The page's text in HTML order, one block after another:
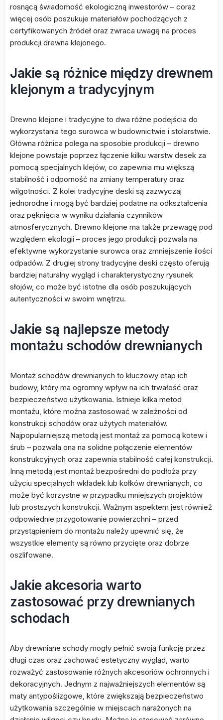
rosnącą świadomość ekologiczną inwestorów – coraz
więcej osób poszukuje materiałów pochodzących z
certyfikowanych źródeł oraz zwraca uwagę na proces
produkcji drewna klejonego.
Jakie są różnice między drewnem
klejonym a tradycyjnym
Drewno klejone i tradycyjne to dwa różne podejścia do
wykorzystania tego surowca w budownictwie i stolarstwie.
Główna różnica polega na sposobie produkcji – drewno
klejone powstaje poprzez łączenie kilku warstw desek za
pomocą specjalnych klejów, co zapewnia mu większą
stabilność i odporność na zmiany temperatury oraz
wilgotności. Z kolei tradycyjne deski są zazwyczaj
jednorodne i mogą być bardziej podatne na odkształcenia
oraz pęknięcia w wyniku działania czynników
atmosferycznych. Drewno klejone ma także przewagę pod
względem ekologii – proces jego produkcji pozwala na
efektywne wykorzystanie surowca oraz zmniejszenie ilości
odpadów. Z drugiej strony tradycyjne deski często oferują
bardziej naturalny wygląd i charakterystyczny rysunek
słojów, co może być istotne dla osób poszukujących
autentyczności w swoim wnętrzu.
Jakie są najlepsze metody
montażu schodów drewnianych
Montaż schodów drewnianych to kluczowy etap ich
budowy, który ma ogromny wpływ na ich trwałość oraz
bezpieczeństwo użytkowania. Istnieje kilka metod
montażu, które można zastosować w zależności od
konstrukcji schodów oraz użytych materiałów.
Najpopularniejszą metodą jest montaż za pomocą kotew i
śrub – pozwala ona na solidne połączenie elementów
konstrukcyjnych oraz zapewnia stabilność całej konstrukcji.
Inną metodą jest montaż bezpośredni do podłoża przy
użyciu specjalnych wkładek lub kołków drewnianych, co
może być korzystne w przypadku mniejszych projektów
lub prostszych konstrukcji. Ważnym aspektem jest również
odpowiednie przygotowanie powierzchni – przed
przystąpieniem do montażu należy upewnić się, że
wszystkie elementy są równo przycięte oraz dobrze
oszlifowane.
Jakie akcesoria warto
zastosować przy drewnianych
schodach
Aby drewniane schody mogły pełnić swoją funkcję przez
długi czas oraz zachować estetyczny wygląd, warto
rozważyć zastosowanie różnych akcesoriów ochronnych i
dekoracyjnych. Jednym z najważniejszych elementów są
maty antypoślizgowe, które zwiększają bezpieczeństwo
użytkowania szczególnie w miejscach narażonych na